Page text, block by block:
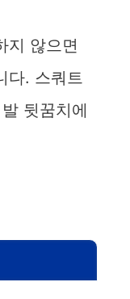
지 않으면
다. 스쿼트
뒷꿈치에